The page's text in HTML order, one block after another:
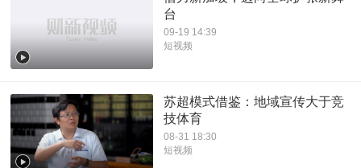
台
09-19 14:39
短视频
苏超模式借鉴：地域宣传大于竞
技体育
08-31 18:30
短视频